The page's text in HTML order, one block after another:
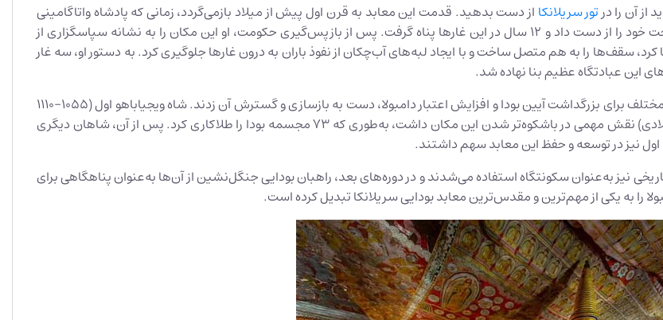
از آن را درتور سریلانکا از دست بدهید. قدمت این معابد به قرن اول پیش از میلاد بازمی‌گردد، زمانی که پادشاه واتاگامینی
آبایا (مشهور به والاگامبا) در پی حمله‌ای از سوی مهاجمان هندی، تاج و تخت خود را از دست داد و ۱۲ سال در این غارها پناه گرفت. پس از بازپس‌گیری حکومت، او این مکان را به نشانه سپاسگزاری از
کرد، سقف‌ها را به هم متصل ساخت و با ایجاد لبه‌های آب‌چکان از نفوذ باران به درون غارها جلوگیری کرد. به دستور او، سه غار
این عبادتگاه عظیم بنا نهاده شد.
اما توسعه این مجموعه در همین دوره متوقف نشد. در قرون بعد، شاهان مختلف برای بزرگداشت آیین بودا و افزایش اعتبار دامبولا، دست به بازسازی و گسترش آن زدند. شاه ویجیاباهو اول (۱۰۵۵-۱۱۱۰
میلادی) معابد را مرمت کرد و شاه کیرتی سری نیسانکامالا (۱۱۸۷-۱۱۹۶ میلادی) نقش مهمی در باشکوه‌تر شدن این مکان داشت، به‌طوری که ۷۳ مجسمه بودا را طلاکاری کرد. پس از آن، شاهان دیگری
اول نیز در توسعه و حفظ این معابد سهم داشتند.
نیز به‌عنوان سکونتگاه استفاده می‌شدند و در دوره‌های بعد، راهبان بودایی جنگل‌نشین از آن‌ها به‌عنوان پناهگاهی برای
را به یکی از مهم‌ترین و مقدس‌ترین معابد بودایی سریلانکا تبدیل کرده است.